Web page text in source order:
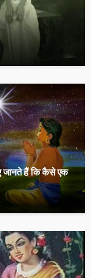
जानते हैं कि कैसे एक